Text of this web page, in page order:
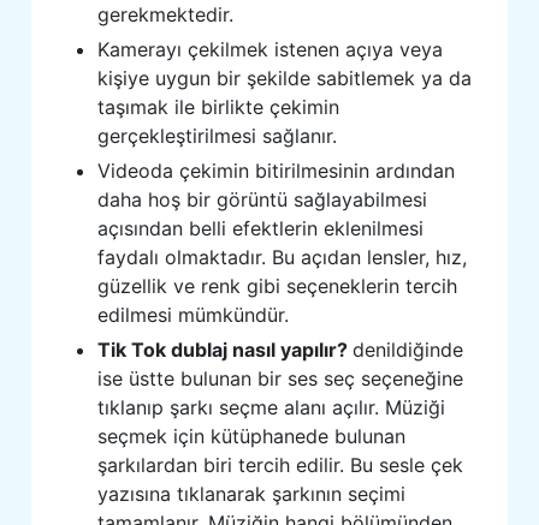
gerekmektedir.
Kamerayı çekilmek istenen açıya veya
kişiye uygun bir şekilde sabitlemek ya da
taşımak ile birlikte çekimin
gerçekleştirilmesi sağlanır.
Videoda çekimin bitirilmesinin ardından
daha hoş bir görüntü sağlayabilmesi
açısından belli efektlerin eklenilmesi
faydalı olmaktadır. Bu açıdan lensler, hız,
güzellik ve renk gibi seçeneklerin tercih
edilmesi mümkündür.
Tik Tok dublaj nasıl yapılır?denildiğinde
ise üstte bulunan bir ses seç seçeneğine
tıklanıp şarkı seçme alanı açılır. Müziği
seçmek için kütüphanede bulunan
şarkılardan biri tercih edilir. Bu sesle çek
yazısına tıklanarak şarkının seçimi